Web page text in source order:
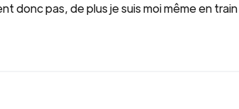
donc pas, de plus je suis moi même en